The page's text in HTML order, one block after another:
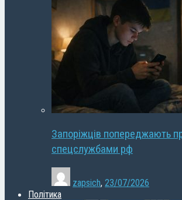
Запоріжців попереджають
спецслужбами рф
zapsich, 23/07/2026
Політика